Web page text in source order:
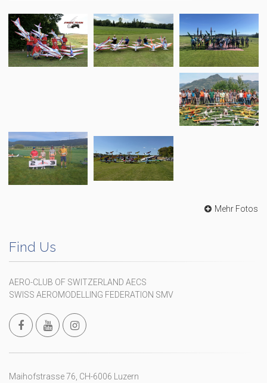
Mehr Fotos
Find Us
AERO-CLUB OF SWITZERLAND AECS
SWISS AEROMODELLING FEDERATION SMV
Maihofstrasse 76, CH-6006 Luzern